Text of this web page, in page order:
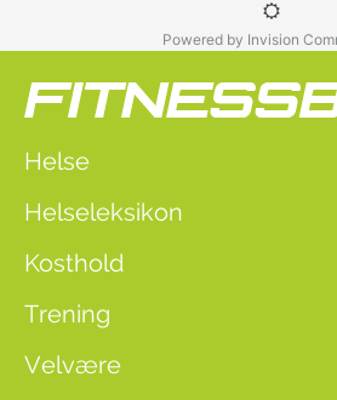
Powered by Invision
Helse
Helseleksikon
Kosthold
Trening
Velvære